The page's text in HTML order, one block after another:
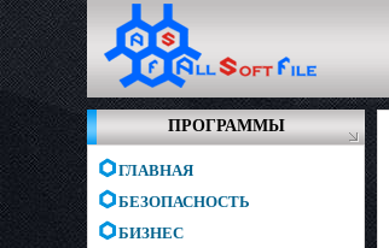
ПРОГРАММЫ
ГЛАВНАЯ
БЕЗОПАСНОСТЬ
БИЗНЕС